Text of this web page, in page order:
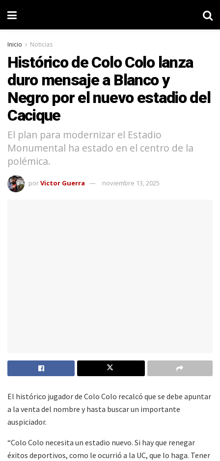
Inicio Noticias
Histórico de Colo Colo lanza
duro mensaje a Blanco y
Negro por el nuevo estadio del
Cacique
El plan para modernizar el Estadio
Monumental ha estado en el centro de la
polémica.
porVictor Guerra noviembre 13, 2025
El histórico jugador de Colo Colo recalcó que se debe apuntar
a la venta del nombre y hasta buscar un importante
auspiciador.
“Colo Colo necesita un estadio nuevo. Si hay que renegar
éxitos deportivos, como le ocurrió a la UC, que lo haga. Tener